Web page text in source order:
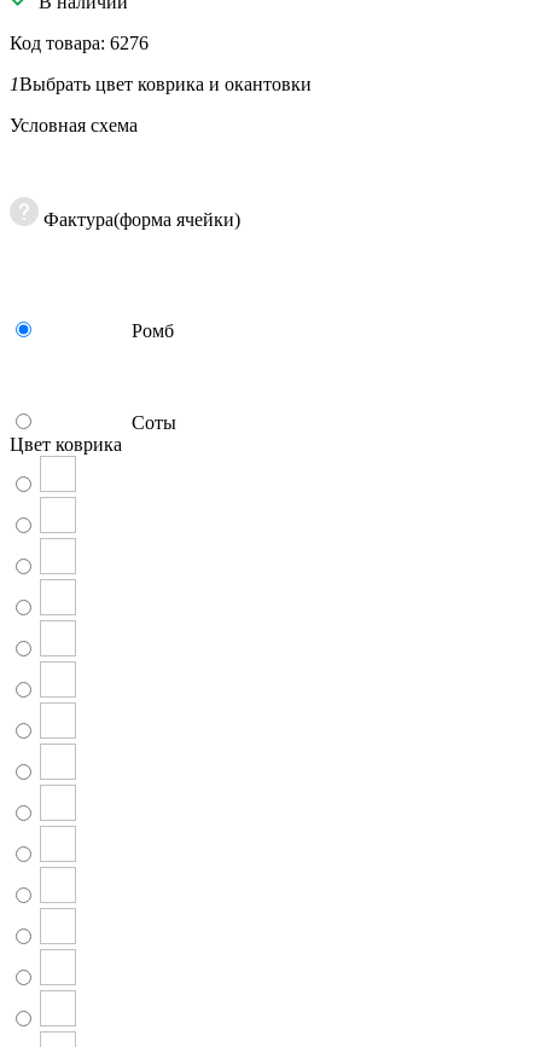
Код товара: 6276
1Выбрать цвет коврика и окантовки
Условная схема
Фактура(форма ячейки)
Ромб
Соты
Цвет коврика